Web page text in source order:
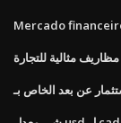
Mercado
مظاريف مثالية للتجارة